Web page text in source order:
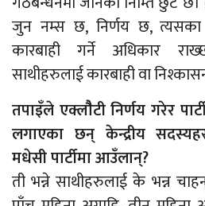
जुन नम्स छ, निर्णय छ,
कारबाही गर्ने अधिकार
साथीहरुलाई कारबाही वा
तपाइँले एक्लौैटी निर्णय गरेर
लगाएका छन् केन्द्रीय
मधेसी पार्टीमा आउँलान्?
ती भन्ने साथीहरुलाई के भन्न